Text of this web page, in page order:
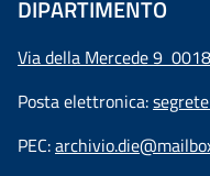
DIPARTIMENTO
Via della Mercede 9
Posta elettronica:
PEC: